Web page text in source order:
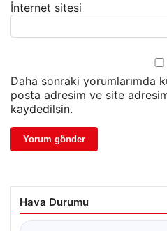
İnternet sitesi
Daha sonraki yorumlarımda
posta adresim ve site
kaydedilsin.
Hava Durumu